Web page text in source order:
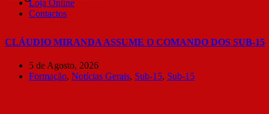
Loja Online
Contactos
CLÁUDIO MIRANDA ASSUME O COMANDO DOS SUB-15
5 de Agosto, 2026
Formação, Notícias Gerais, Sub-15, Sub-15